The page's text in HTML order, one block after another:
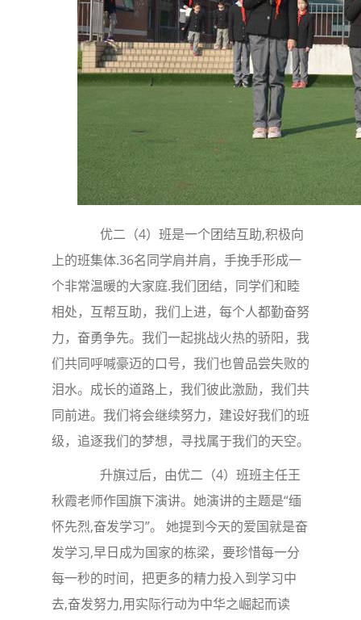
优二（4）班是一个团结互助,积极向
上的班集体.36名同学肩并肩，手挽手形成一
个非常温暖的大家庭.我们团结，同学们和睦
相处，互帮互助，我们上进，每个人都勤奋努
力，奋勇争先。我们一起挑战火热的骄阳，我
们共同呼喊豪迈的口号，我们也曾品尝失败的
泪水。成长的道路上，我们彼此激励，我们共
同前进。我们将会继续努力，建设好我们的班
级，追逐我们的梦想，寻找属于我们的天空。
升旗过后，由优二（4）班班主任王
秋霞老师作国旗下演讲。她演讲的主题是“缅
怀先烈,奋发学习”。 她提到今天的爱国就是奋
发学习,早日成为国家的栋梁，要珍惜每一分
每一秒的时间，把更多的精力投入到学习中
去,奋发努力,用实际行动为中华之崛起而读